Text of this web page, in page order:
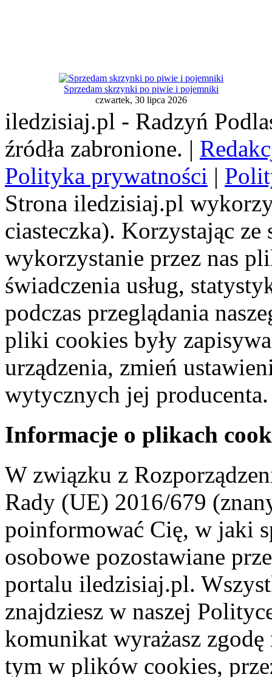
Sprzedam skrzynki po piwie i pojemniki
czwartek, 30 lipca 2026
iledzisiaj.pl - Radzyń
źródła zabronione. |
Polityka prywatności |
Strona iledzisiaj.pl
ciasteczka). Korzystając
wykorzystanie przez nas
świadczenia usług,
podczas przeglądania
pliki cookies były
urządzenia, zmień
wytycznych jej producenta.
Informacje o plikach
W związku z
Rady (UE) 2016/679
poinformować Cię, w jaki
osobowe pozostawiane
portalu iledzisiaj.pl.
znajdziesz w naszej
komunikat wyrażasz
tym w plików cookies,